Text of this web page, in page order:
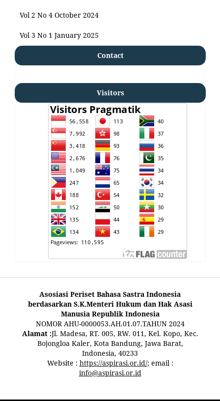
Vol 2 No 4 October 2024
Vol 3 No 1 January 2025
Contact
Visitors
Asosiasi Periset Bahasa Sastra Indonesia
berdasarkan S.K.Menteri Hukum dan Hak Asasi
Manusia Republik Indonesia
NOMOR AHU-0000053.AH.01.07.TAHUN 2024
Alamat :Jl. Madesa, RT. 005, RW. 011, Kel. Kopo, Kec.
Bojongloa Kaler, Kota Bandung, Jawa Barat,
Indonesia, 40233
Website : https://aspirasi.or.id/; email :
info@aspirasi.or.id